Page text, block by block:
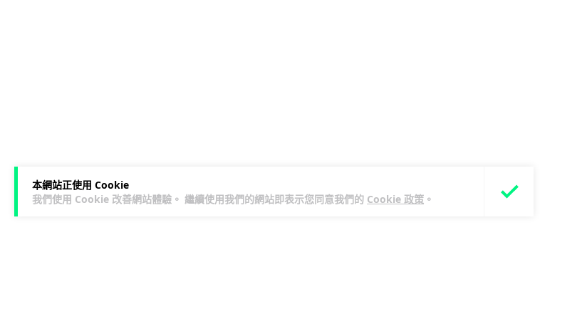
本網站正使用 Cookie
我們使用 Cookie 改善網站體驗。 繼續使用我們的網站即表示您同意我們的 Cookie 政策 。